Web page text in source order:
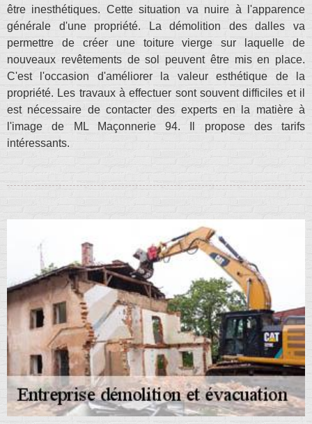
être inesthétiques. Cette situation va nuire à l'apparence
générale d'une propriété. La démolition des dalles va
permettre de créer une toiture vierge sur laquelle de
nouveaux revêtements de sol peuvent être mis en place.
C'est l'occasion d'améliorer la valeur esthétique de la
propriété. Les travaux à effectuer sont souvent difficiles et il
est nécessaire de contacter des experts en la matière à
l'image de ML Maçonnerie 94. Il propose des tarifs
intéressants.